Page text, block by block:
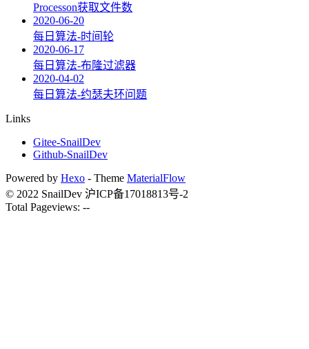
Processon获取文件数
2020-06-20
每日算法-时间轮
2020-06-17
每日算法-布隆过滤器
2020-04-02
每日算法-约瑟夫环问题
Links
Gitee-SnailDev
Github-SnailDev
Powered by Hexo - Theme MaterialFlow
© 2022 SnailDev 沪ICP备17018813号-2
Total Pageviews: --